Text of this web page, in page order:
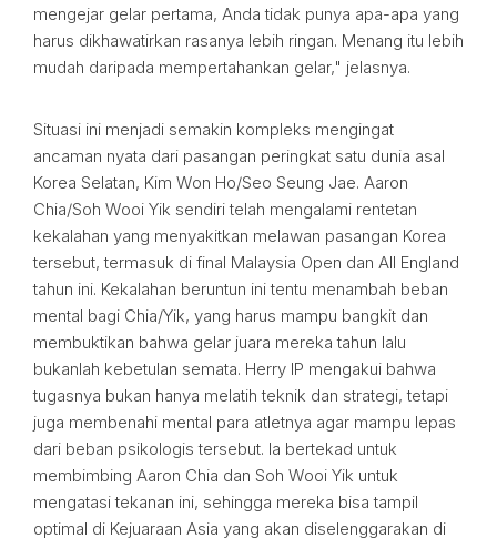
mengejar gelar pertama, Anda tidak punya apa-apa yang
harus dikhawatirkan rasanya lebih ringan. Menang itu lebih
mudah daripada mempertahankan gelar," jelasnya.
Situasi ini menjadi semakin kompleks mengingat
ancaman nyata dari pasangan peringkat satu dunia asal
Korea Selatan, Kim Won Ho/Seo Seung Jae. Aaron
Chia/Soh Wooi Yik sendiri telah mengalami rentetan
kekalahan yang menyakitkan melawan pasangan Korea
tersebut, termasuk di final Malaysia Open dan All England
tahun ini. Kekalahan beruntun ini tentu menambah beban
mental bagi Chia/Yik, yang harus mampu bangkit dan
membuktikan bahwa gelar juara mereka tahun lalu
bukanlah kebetulan semata. Herry IP mengakui bahwa
tugasnya bukan hanya melatih teknik dan strategi, tetapi
juga membenahi mental para atletnya agar mampu lepas
dari beban psikologis tersebut. Ia bertekad untuk
membimbing Aaron Chia dan Soh Wooi Yik untuk
mengatasi tekanan ini, sehingga mereka bisa tampil
optimal di Kejuaraan Asia yang akan diselenggarakan di